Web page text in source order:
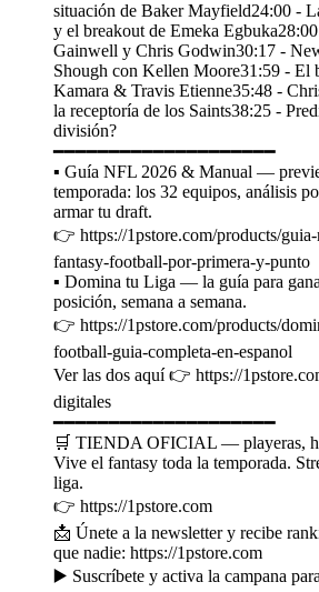
situación de Baker Mayfield24:00 -
y el breakout de Emeka
Gainwell y Chris Godwin30:17 -
Shough con Kellen Moore31:59 -
Kamara & Travis Etienne35:48 -
la receptoría de los Saints38:25 -
división?
━━━━━━━━━━━━━━━━━━━━
▪️ Guía NFL 2026 & Manual —
temporada: los 32 equipos, análisis
armar tu draft.
👉 https://1pstore.com/products/
fantasy-football-por-primera-y-punto
▪️ Domina tu Liga — la guía para
posición, semana a semana.
👉 https://1pstore.com/products/
football-guia-completa-en-espanol
Ver las dos aquí 👉 https://
digitales
━━━━━━━━━━━━━━━━━━━━
🛒 TIENDA OFICIAL — playeras,
Vive el fantasy toda la temporada.
liga.
👉 https://1pstore.com
📩 Únete a la newsletter y recibe
que nadie: https://1pstore.com
▶️ Suscríbete y activa la campana